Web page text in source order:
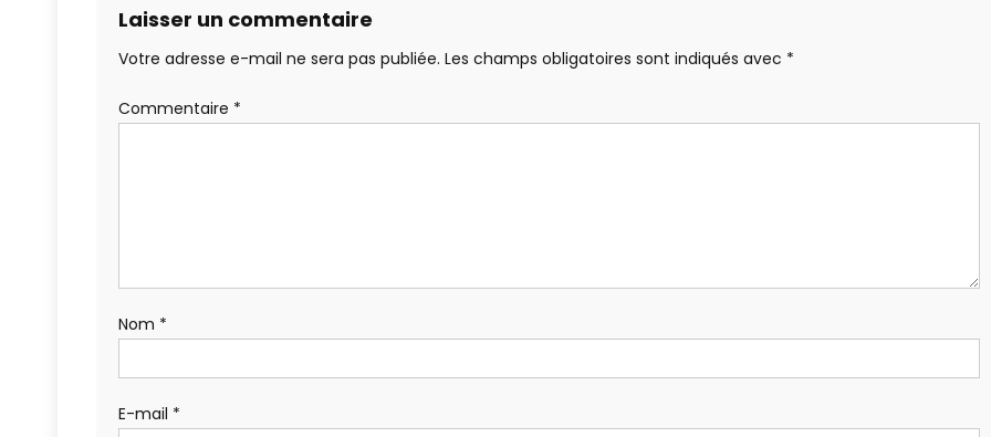
Laisser un commentaire
Votre adresse e-mail ne sera pas publiée. Les champs obligatoires sont indiqués avec *
Commentaire *
Nom *
E-mail *